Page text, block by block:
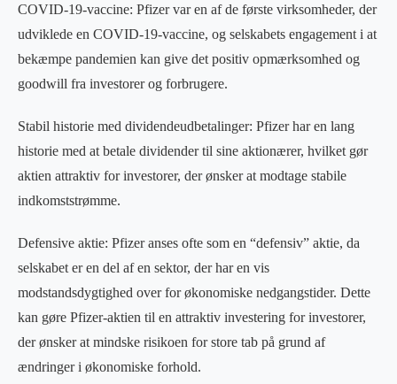
COVID-19-vaccine: Pfizer var en af de første virksomheder, der
udviklede en COVID-19-vaccine, og selskabets engagement i at
bekæmpe pandemien kan give det positiv opmærksomhed og
goodwill fra investorer og forbrugere.
Stabil historie med dividendeudbetalinger: Pfizer har en lang
historie med at betale dividender til sine aktionærer, hvilket gør
aktien attraktiv for investorer, der ønsker at modtage stabile
indkomststrømme.
Defensive aktie: Pfizer anses ofte som en “defensiv” aktie, da
selskabet er en del af en sektor, der har en vis
modstandsdygtighed over for økonomiske nedgangstider. Dette
kan gøre Pfizer-aktien til en attraktiv investering for investorer,
der ønsker at mindske risikoen for store tab på grund af
ændringer i økonomiske forhold.